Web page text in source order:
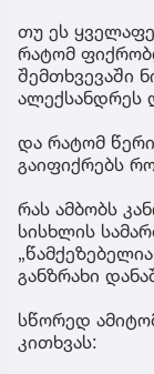
თუ ეს
რატომ
შემთხვევაში
ალექსანდრეს
და რატომ
გაიფიქრებს
რას ამბობს
სისხლის
განზრახი
სწორედ
კითხვას: